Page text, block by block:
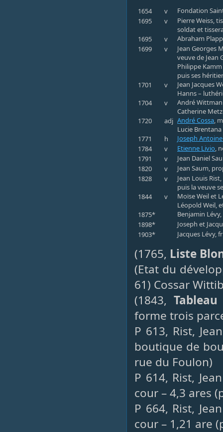
1654 v
Fondation
1695
v
Pierre Weiss,
soldat et
1695
v
Abraham
1699
v
Jean Georges
veuve de Jean
Philippe
puis ses
1701
v
Jean Jacques
Hanns –
1704
v
André
Catherine
1720
adj André Cossa ,
Lucie
1771
h
Joseph
1784
v Etienne Livio ,
1791
v
Jean Daniel
1820
v
Jean Saum,
1828
v
Jean Louis
puis la veuve
1844
v
Moïse Weil et
Léopold Weil,
1875*
Benjamin
1898*
Joseph et
1903*
Jacques Lévy,
(1765, Liste
(Etat du
61) Cossar
(1843,
forme trois
P 613, Rist,
boutique de
rue du Foulon)
P 614, Rist,
cour – 4,3 ares
P 664, Rist,
cour – 1,21 are